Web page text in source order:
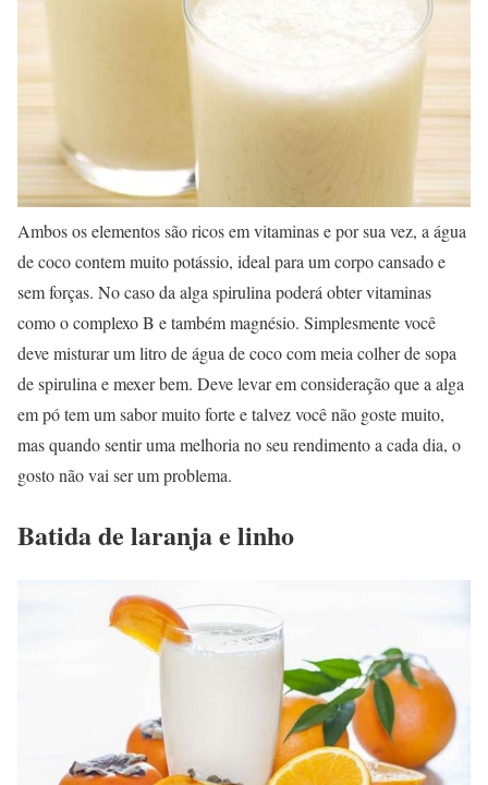
Ambos os elementos são ricos em vitaminas e por sua vez, a água
de coco contem muito potássio, ideal para um corpo cansado e
sem forças. No caso da alga spirulina poderá obter vitaminas
como o complexo B e também magnésio. Simplesmente você
deve misturar um litro de água de coco com meia colher de sopa
de spirulina e mexer bem. Deve levar em consideração que a alga
em pó tem um sabor muito forte e talvez você não goste muito,
mas quando sentir uma melhoria no seu rendimento a cada dia, o
gosto não vai ser um problema.
Batida de laranja e linho